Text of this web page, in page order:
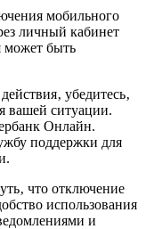
мобильного
личный кабинет
может быть
убедитесь‚
вашей ситуации.
Онлайн.
поддержки для
что отключение
использования
и